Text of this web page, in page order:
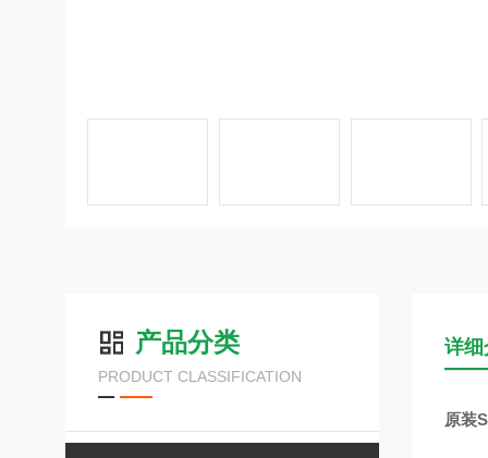
产品分类
PRODUCT CLASSIFICATION
详细
原装